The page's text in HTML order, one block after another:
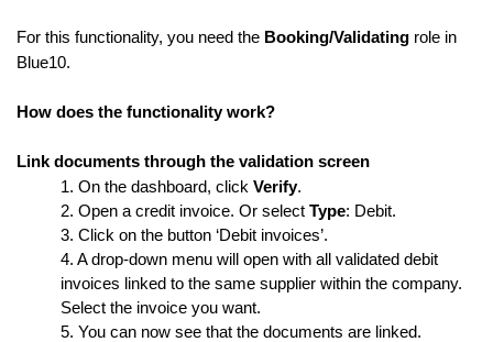
For this functionality, you need the Booking/Validating role in
Blue10.
How does the functionality work?
Link documents through the validation screen
1. On the dashboard, click Verify.
2. Open a credit invoice. Or select Type: Debit.
3. Click on the button ‘Debit invoices’.
4. A drop-down menu will open with all validated debit
invoices linked to the same supplier within the company.
Select the invoice you want.
5. You can now see that the documents are linked.